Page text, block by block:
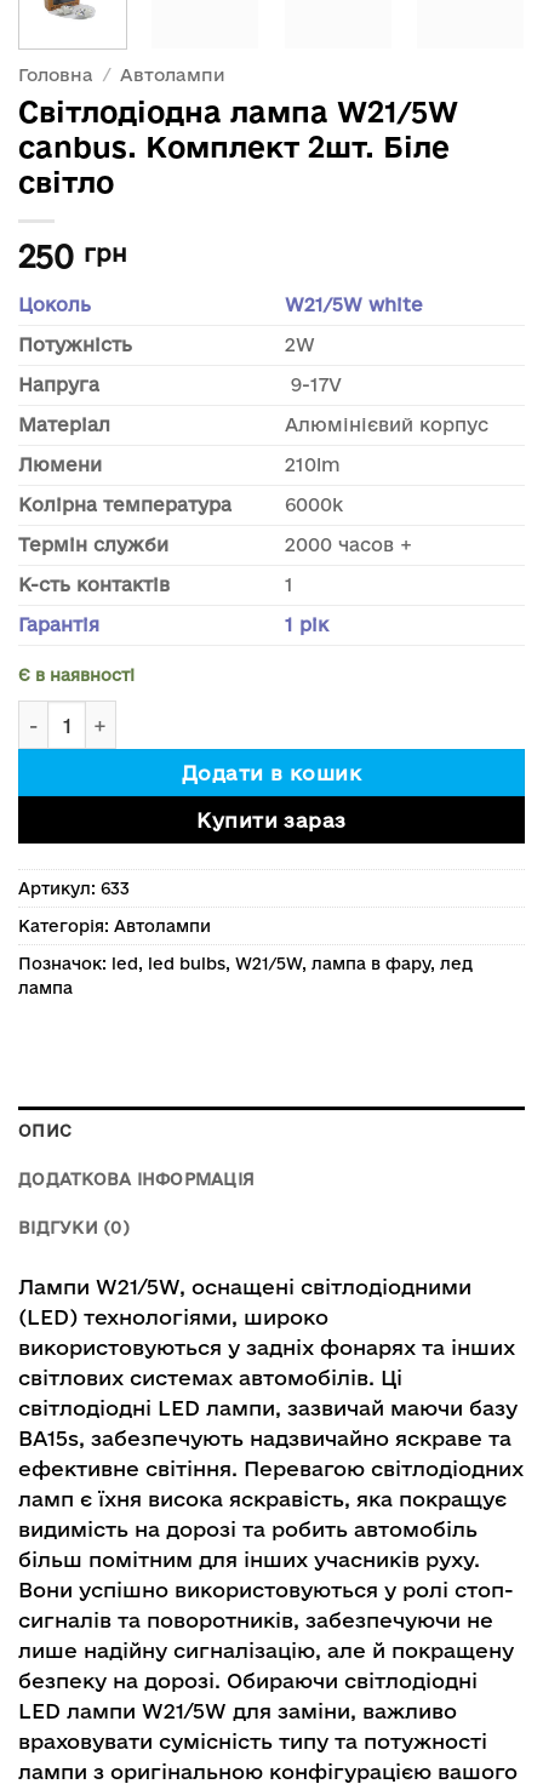
Головна / Автолампи
Світлодіодна лампа W21/5W
canbus. Комплект 2шт. Біле
світло
250 грн
Цоколь
W21/5W white
Потужність
2W
Напруга
9-17V
Матеріал
Алюмінієвий корпус
Люмени
210lm
Колірна температура
6000k
Термін служби
2000 часов +
К-сть контактів
1
Гарантія
1 рік
Є в наявності
Додати в кошик
Купити зараз
Артикул: 633
Категорія: Автолампи
Позначок: led, led bulbs, W21/5W, лампа в фару, лед
лампа
ОПИС
ДОДАТКОВА ІНФОРМАЦІЯ
ВІДГУКИ (0)
Лампи W21/5W, оснащені світлодіодними
(LED) технологіями, широко
використовуються у задніх фонарях та інших
світлових системах автомобілів. Ці
світлодіодні LED лампи, зазвичай маючи базу
BA15s, забезпечують надзвичайно яскраве та
ефективне світіння. Перевагою світлодіодних
ламп є їхня висока яскравість, яка покращує
видимість на дорозі та робить автомобіль
більш помітним для інших учасників руху.
Вони успішно використовуються у ролі стоп-
сигналів та поворотників, забезпечуючи не
лише надійну сигналізацію, але й покращену
безпеку на дорозі. Обираючи світлодіодні
LED лампи W21/5W для заміни, важливо
враховувати сумісність типу та потужності
лампи з оригінальною конфігурацією вашого